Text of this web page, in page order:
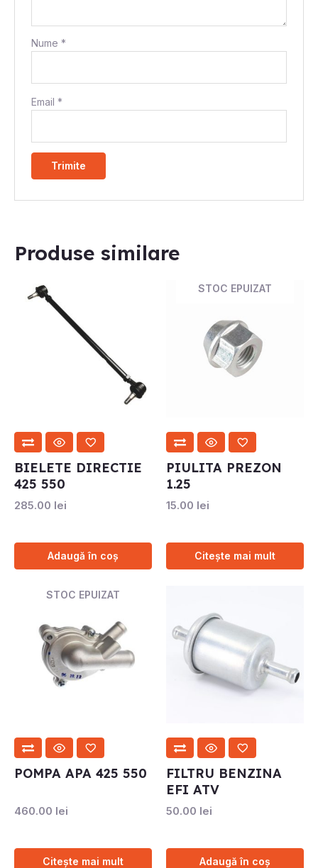
Nume*
Email*
Produse similare
BIELETE DIRECTIE
425 550
285.00 lei
Adaugă în coș
STOC EPUIZAT
PIULITA PREZON
1.25
15.00 lei
Citește mai mult
STOC EPUIZAT
POMPA APA 425 550
460.00 lei
Citește mai mult
FILTRU BENZINA
EFI ATV
50.00 lei
Adaugă în coș